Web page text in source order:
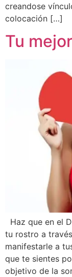
creandose
colocación […]
Tu
Haz que en el
tu rostro a
manifestarle a
que te sientes
objetivo de la